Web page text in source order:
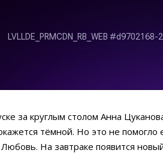
за круглым столом Анна
тёмной. Но это не
На завтраке появится